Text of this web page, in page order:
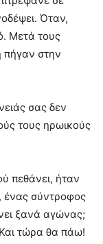
Όταν,
Μετά τους
πήγαν στην
σας δεν
τους ηρωικούς
πεθάνει, ήταν
ένας σύντροφος
ξανά αγώνας;
τώρα θα πάω!